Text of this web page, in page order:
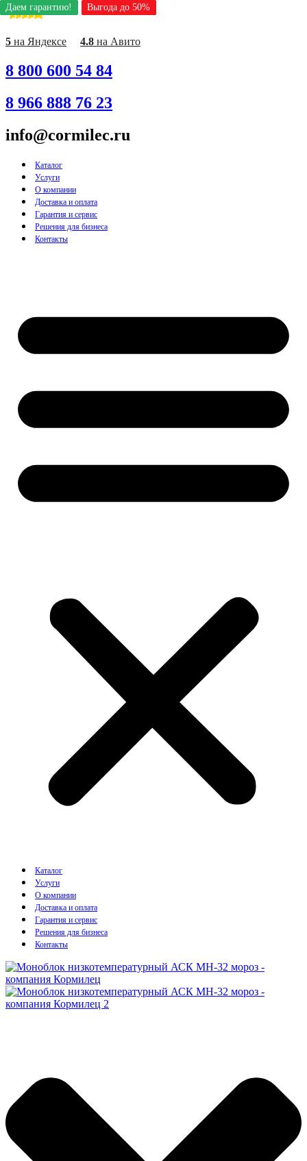
Перейти
к
содержимому
5 на Яндексе 4.8 на Авито
8 800 600 54 84
8 966 888 76 23
info@cormilec.ru
Каталог
Услуги
О компании
Доставка и оплата
Гарантия и сервис
Решения для бизнеса
Контакты
Каталог
Услуги
О компании
Доставка и оплата
Гарантия и сервис
Решения для бизнеса
Контакты
Даем гарантию! Выгода до 50%
Даем гарантию! Выгода до 50%
Даем гарантию! Выгода до 50%
Даем гарантию! Выгода до 50%
Даем гарантию! Выгода до 50%
Даем гарантию! Выгода до 50%
Даем гарантию! Выгода до 50%
Даем гарантию! Выгода до 50%
Даем гарантию! Выгода до 50%